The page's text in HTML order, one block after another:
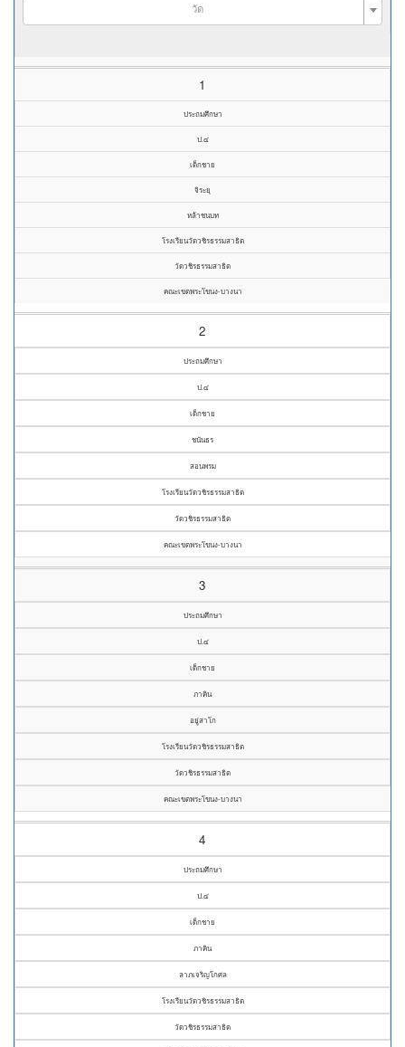
วัด
1
ประถมศึกษา
ป.๔
เด็กชาย
จิระยุ
หล้าชนบท
โรงเรียนวัดวชิรธรรมสาธิต
วัดวชิรธรรมสาธิต
คณะเขตพระโขนง-บางนา
2
ประถมศึกษา
ป.๔
เด็กชาย
ชนันธร
สอนพรม
โรงเรียนวัดวชิรธรรมสาธิต
วัดวชิรธรรมสาธิต
คณะเขตพระโขนง-บางนา
3
ประถมศึกษา
ป.๔
เด็กชาย
ภาคิน
อยู่สาโก
โรงเรียนวัดวชิรธรรมสาธิต
วัดวชิรธรรมสาธิต
คณะเขตพระโขนง-บางนา
4
ประถมศึกษา
ป.๔
เด็กชาย
ภาคิน
ลาภเจริญโกศล
โรงเรียนวัดวชิรธรรมสาธิต
วัดวชิรธรรมสาธิต